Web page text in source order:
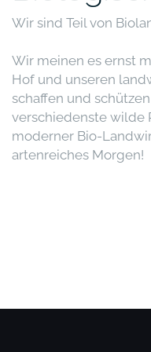
Wir sind Teil von
Wir meinen es ernst
Hof und unseren
schaffen und
verschiedenste wilde
moderner Bio-
artenreiches Morgen!